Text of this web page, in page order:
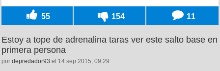
55 154 11
Estoy a tope de adrenalina taras ver este salto base en
primera persona
por depredador93 el 14 sep 2015, 09:29